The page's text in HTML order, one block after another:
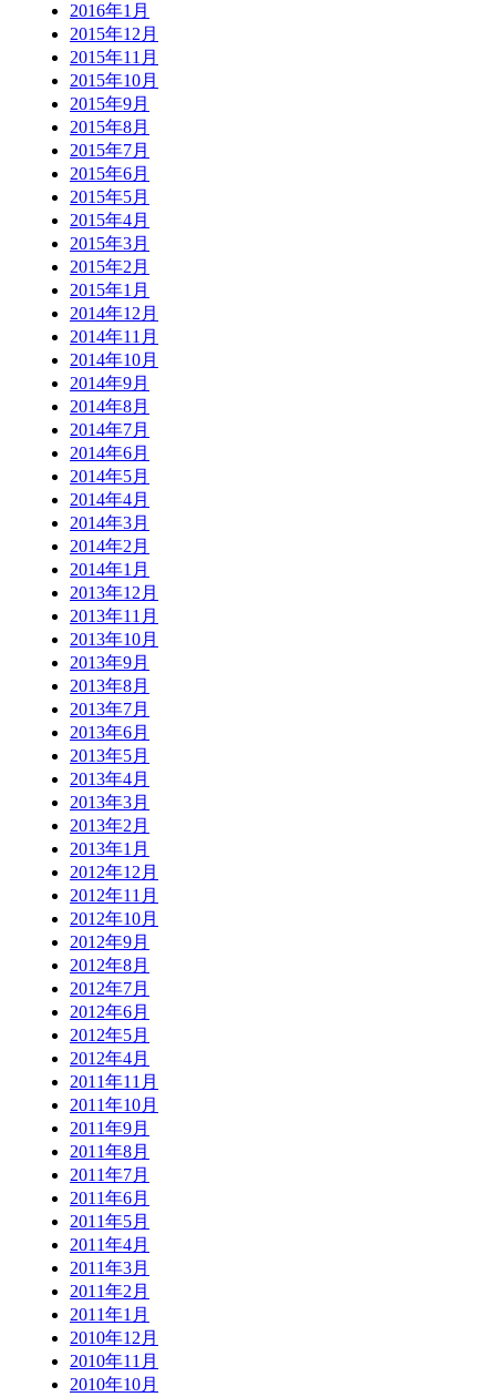
2016年1月
2015年12月
2015年11月
2015年10月
2015年9月
2015年8月
2015年7月
2015年6月
2015年5月
2015年4月
2015年3月
2015年2月
2015年1月
2014年12月
2014年11月
2014年10月
2014年9月
2014年8月
2014年7月
2014年6月
2014年5月
2014年4月
2014年3月
2014年2月
2014年1月
2013年12月
2013年11月
2013年10月
2013年9月
2013年8月
2013年7月
2013年6月
2013年5月
2013年4月
2013年3月
2013年2月
2013年1月
2012年12月
2012年11月
2012年10月
2012年9月
2012年8月
2012年7月
2012年6月
2012年5月
2012年4月
2011年11月
2011年10月
2011年9月
2011年8月
2011年7月
2011年6月
2011年5月
2011年4月
2011年3月
2011年2月
2011年1月
2010年12月
2010年11月
2010年10月